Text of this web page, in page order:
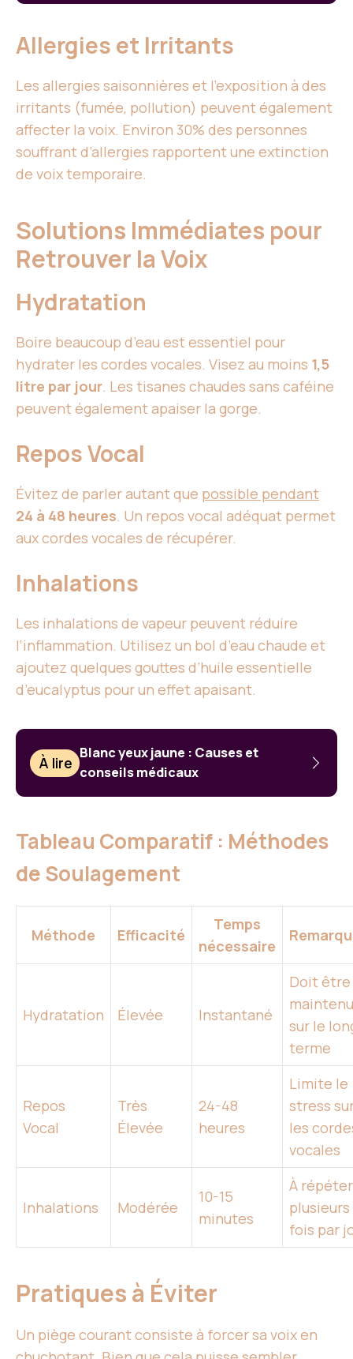
Allergies et Irritants
Les allergies saisonnières et l’exposition à des
irritants (fumée, pollution) peuvent également
affecter la voix. Environ 30% des personnes
souffrant d’allergies rapportent une extinction
de voix temporaire.
Solutions Immédiates pour
Retrouver la Voix
Hydratation
Boire beaucoup d’eau est essentiel pour
hydrater les cordes vocales. Visez au moins 1,5
litre par jour. Les tisanes chaudes sans caféine
peuvent également apaiser la gorge.
Repos Vocal
Évitez de parler autant que possible pendant
24 à 48 heures. Un repos vocal adéquat permet
aux cordes vocales de récupérer.
Inhalations
Les inhalations de vapeur peuvent réduire
l’inflammation. Utilisez un bol d’eau chaude et
ajoutez quelques gouttes d’huile essentielle
d’eucalyptus pour un effet apaisant.
À lire
Blanc yeux jaune : Causes et
conseils médicaux
Tableau Comparatif : Méthodes
de Soulagement
Méthode Efficacité
Temps
nécessaire
Hydratation Élevée Instantané
Doit être
sur le
terme
Repos
Vocal
Très
Élevée
24-48
heures
Limite le
stress
les
vocales
Inhalations Modérée
10-15
minutes
À répéter
plusieurs
fois par
Pratiques à Éviter
Un piège courant consiste à forcer sa voix en